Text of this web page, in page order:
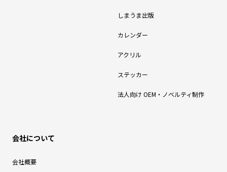
しまうま出版
カレンダー
アクリル
ステッカー
法人向け OEM・ノベルティ制作
会社について
会社概要